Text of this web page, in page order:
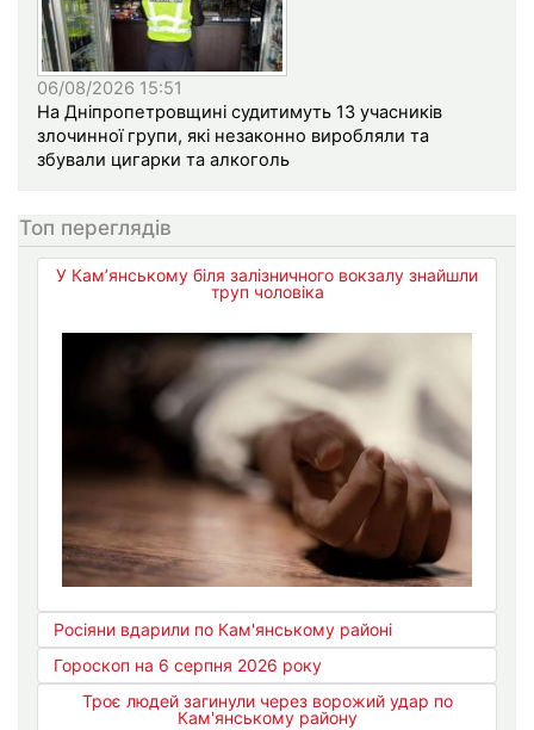
06/08/2026 15:51
На Дніпропетровщині судитимуть 13 учасників
злочинної групи, які незаконно виробляли та
збували цигарки та алкоголь
Топ переглядів
У Кам’янському біля залізничного вокзалу знайшли
труп чоловіка
Росіяни вдарили по Кам'янському районі
Гороскоп на 6 серпня 2026 року
Троє людей загинули через ворожий удар по
Кам'янському району